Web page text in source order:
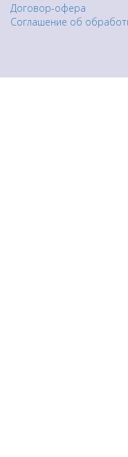
Договор-офера
Соглашение об